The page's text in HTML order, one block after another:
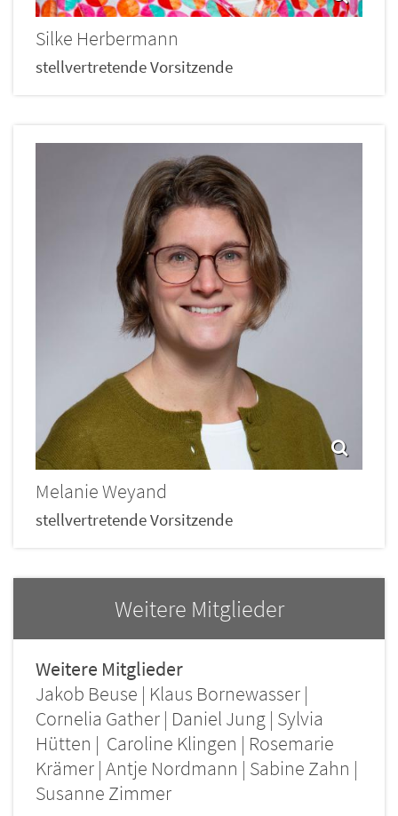
Silke Herbermann
stellvertretende Vorsitzende
MelanieWeyand
stellvertretende Vorsitzende
Weitere Mitglieder
Weitere Mitglieder
Jakob Beuse | Klaus Bornewasser |
Cornelia Gather | Daniel Jung | Sylvia
Hütten | Caroline Klingen | Rosemarie
Krämer | Antje Nordmann | Sabine Zahn |
Susanne Zimmer